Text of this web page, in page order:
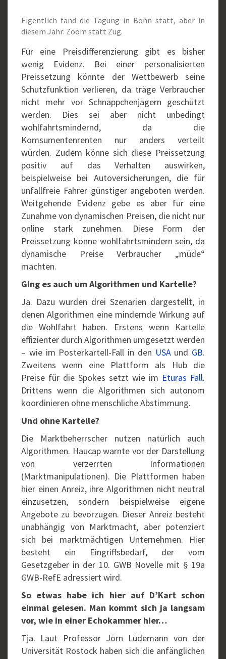
Eigentlich fand die Tagung in Bonn statt, aber in
diesem Jahr: Zoom statt Zug.
Für eine Preisdifferenzierung gibt es bisher
wenig Evidenz. Bei einer personalisierten
Preissetzung könnte der Wettbewerb seine
Schutzfunktion verlieren, da träge Verbraucher
nicht mehr vor Schnäppchenjägern geschützt
werden. Dies sei aber nicht unbedingt
wohlfahrtsmindernd, da die
Komsumentenrenten nur anders verteilt
würden. Zudem könne sich diese Preissetzung
positiv auf das Verhalten auswirken,
beispielweise bei Autoversicherungen, die für
unfallfreie Fahrer günstiger angeboten werden.
Weitgehende Evidenz gebe es aber für eine
Zunahme von dynamischen Preisen, die nicht nur
online stark zunehmen. Diese Form der
Preissetzung könne wohlfahrtsmindern sein, da
dynamische Preise Verbraucher „müde“
machten.
Ging es auch um Algorithmen und Kartelle?
Ja. Dazu wurden drei Szenarien dargestellt, in
denen Algorithmen eine mindernde Wirkung auf
die Wohlfahrt haben. Erstens wenn Kartelle
effizienter durch Algorithmen umgesetzt werden
– wie im Posterkartell-Fall in den USAund GB.
Zweitens wenn eine Plattform als Hub die
Preise für die Spokes setzt wie im Eturas Fall.
Drittens wenn die Algorithmen sich autonom
koordinieren ohne menschliche Abstimmung.
Und ohne Kartelle?
Die Marktbeherrscher nutzen natürlich auch
Algorithmen. Haucap warnte vor der Darstellung
von verzerrten Informationen
(Marktmanipulationen). Die Plattformen haben
hier einen Anreiz, ihre Algorithmen nicht neutral
einzusetzen, sondern beispielweise eigene
Angebote zu bevorzugen. Dieser Anreiz besteht
unabhängig von Marktmacht, aber potenziert
sich bei marktmächtigen Unternehmen. Hier
besteht ein Eingriffsbedarf, der vom
Gesetzgeber in der 10. GWB Novelle mit § 19a
GWB-RefE adressiert wird.
So etwas habe ich hier auf D’Kart schon
einmal gelesen. Man kommt sich ja langsam
vor, wie in einer Echokammer hier…
Tja. Laut Professor Jörn Lüdemann von der
Universität Rostock haben sich die anfänglichen